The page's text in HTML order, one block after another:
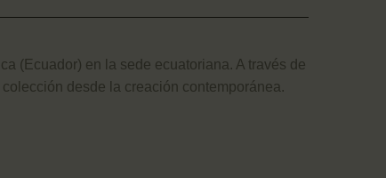
(Ecuador) en la sede ecuatoriana. A través de
desde la creación contemporánea.